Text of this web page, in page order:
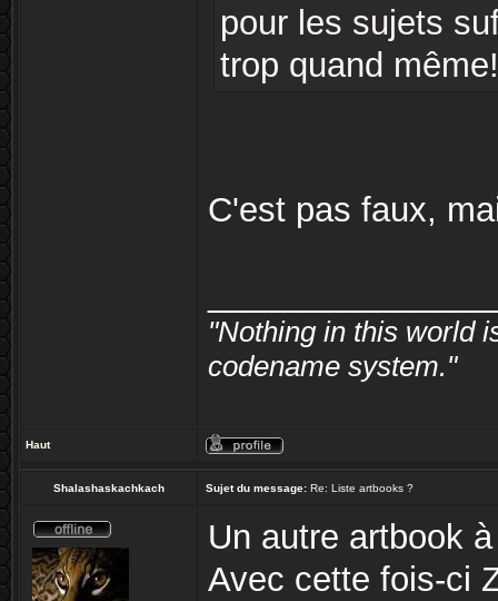
pour les sujets
trop quand
C'est pas faux,
"Nothing in this world
codename system."
Haut
Shalashaskachkach Sujet du message: Re: Liste artbooks ?
Un autre artbook
Avec cette fois-ci